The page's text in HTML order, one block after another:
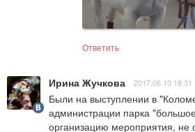
Ответить
Ирина Жучкова 2017.06.10 18:31
Были на выступлении в
администрации парка
организацию мероприятия, не